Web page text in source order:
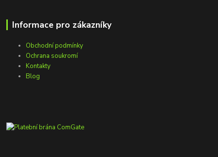
Informace pro zákazníky
Obchodní podmínky
Ochrana soukromí
Kontakty
Blog